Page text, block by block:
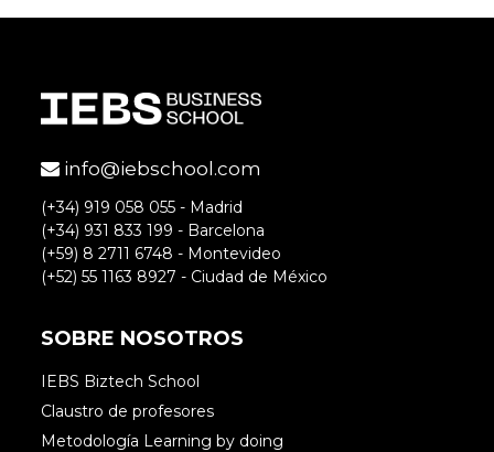
info@iebschool.com
(+34) 919 058 055 - Madrid
(+34) 931 833 199 - Barcelona
(+59) 8 2711 6748 - Montevideo
(+52) 55 1163 8927 - Ciudad de México
SOBRE NOSOTROS
IEBS Biztech School
Claustro de profesores
Metodología Learning by doing